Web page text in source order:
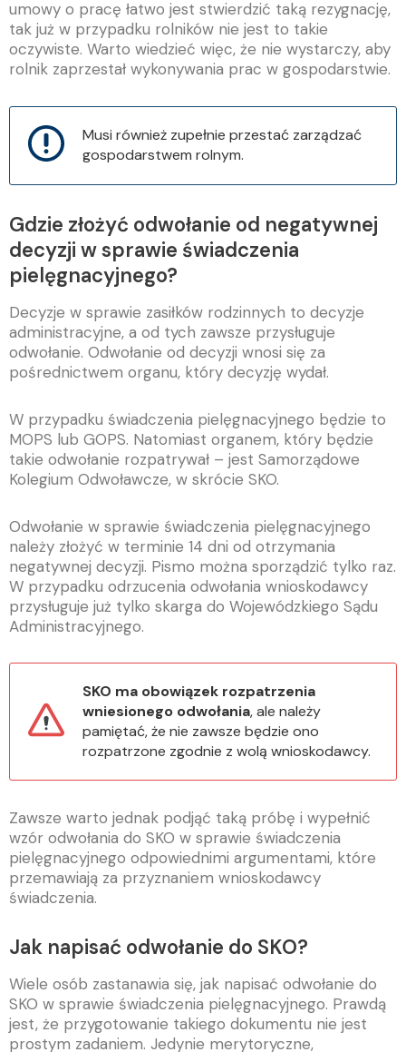
umowy o pracę łatwo jest stwierdzić taką rezygnację,
tak już w przypadku rolników nie jest to takie
oczywiste. Warto wiedzieć więc, że nie wystarczy, aby
rolnik zaprzestał wykonywania prac w gospodarstwie.
Musi również zupełnie przestać zarządzać
gospodarstwem rolnym.
Gdzie złożyć odwołanie od negatywnej
decyzji w sprawie świadczenia
pielęgnacyjnego?
Decyzje w sprawie zasiłków rodzinnych to decyzje
administracyjne, a od tych zawsze przysługuje
odwołanie. Odwołanie od decyzji wnosi się za
pośrednictwem organu, który decyzję wydał.
W przypadku świadczenia pielęgnacyjnego będzie to
MOPS lub GOPS. Natomiast organem, który będzie
takie odwołanie rozpatrywał – jest Samorządowe
Kolegium Odwoławcze, w skrócie SKO.
Odwołanie w sprawie świadczenia pielęgnacyjnego
należy złożyć w terminie 14 dni od otrzymania
negatywnej decyzji. Pismo można sporządzić tylko raz.
W przypadku odrzucenia odwołania wnioskodawcy
przysługuje już tylko skarga do Wojewódzkiego Sądu
Administracyjnego.
SKO ma obowiązek rozpatrzenia
wniesionego odwołania, ale należy
pamiętać, że nie zawsze będzie ono
rozpatrzone zgodnie z wolą wnioskodawcy.
Zawsze warto jednak podjąć taką próbę i wypełnić
wzór odwołania do SKO w sprawie świadczenia
pielęgnacyjnego odpowiednimi argumentami, które
przemawiają za przyznaniem wnioskodawcy
świadczenia.
Jak napisać odwołanie do SKO?
Wiele osób zastanawia się, jak napisać odwołanie do
SKO w sprawie świadczenia pielęgnacyjnego. Prawdą
jest, że przygotowanie takiego dokumentu nie jest
prostym zadaniem. Jedynie merytoryczne,